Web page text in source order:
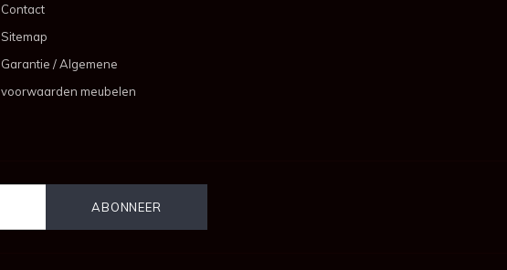
Contact
Sitemap
Garantie / Algemene
voorwaarden meubelen